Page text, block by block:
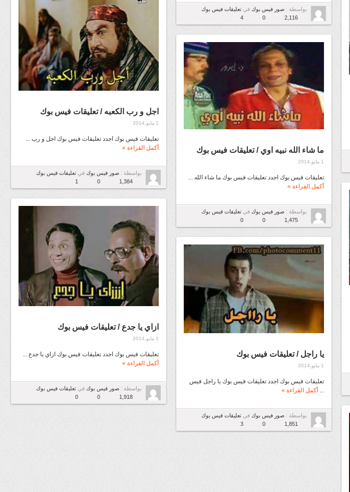
بواسطة : صور فيس بوك في تعليقات فيس بوك
2,116
0
4
اجل و رب الكعبه / تعليقات فيس بوك
1 مايو,2014
تعليقات فيس بوك اجدد تعليقات فيس بوك اجل و رب ...
أكمل القراءة »
بواسطة : صور فيس بوك في تعليقات فيس بوك
1,384
0
1
ما شاء الله نبيه اوي / تعليقات فيس بوك
1 مايو,2014
تعليقات فيس بوك اجدد تعليقات فيس بوك ما شاء الله ...
أكمل القراءة »
بواسطة : صور فيس بوك في تعليقات فيس بوك
1,475
0
0
ازاي يا جدع / تعليقات فيس بوك
1 مايو,2014
تعليقات فيس بوك اجدد تعليقات فيس بوك ازاي يا جدع ...
أكمل القراءة »
بواسطة : صور فيس بوك في تعليقات فيس بوك
1,918
0
0
يا راجل / تعليقات فيس بوك
1 مايو,2014
تعليقات فيس بوك اجدد تعليقات فيس بوك يا راجل فيس
أكمل القراءة »
بواسطة : صور فيس بوك في تعليقات فيس بوك
1,851
0
3